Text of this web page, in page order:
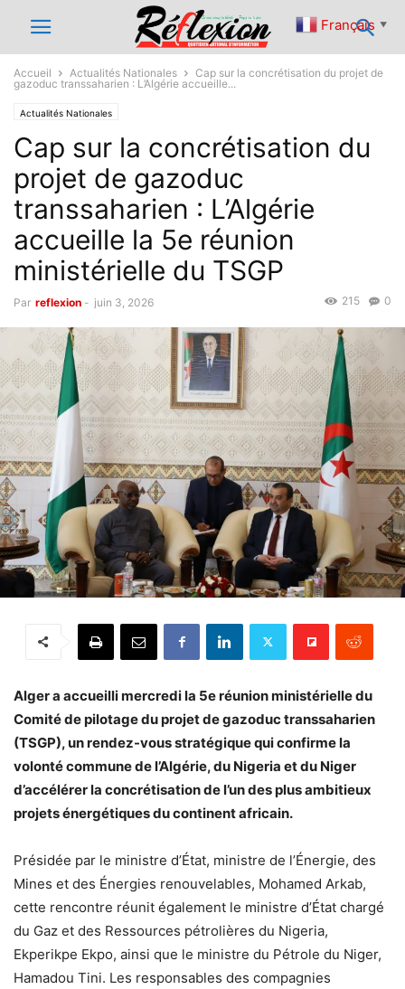
Accueil Actualités Nationales
Cap sur la concrétisation du projet de
gazoduc transsaharien : L’Algérie accueille...
Actualités Nationales
Cap sur la concrétisation du
projet de gazoduc
transsaharien : L’Algérie
accueille la 5e réunion
ministérielle du TSGP
Par reflexion - juin 3, 2026 0
215
Alger a accueilli mercredi la 5e réunion ministérielle du
Comité de pilotage du projet de gazoduc transsaharien
(TSGP), un rendez-vous stratégique qui confirme la
volonté commune de l’Algérie, du Nigeria et du Niger
d’accélérer la concrétisation de l’un des plus ambitieux
projets énergétiques du continent africain.
Présidée par le ministre d’État, ministre de l’Énergie, des
Mines et des Énergies renouvelables, Mohamed Arkab,
cette rencontre réunit également le ministre d’État chargé
du Gaz et des Ressources pétrolières du Nigeria,
Ekperikpe Ekpo, ainsi que le ministre du Pétrole du Niger,
Hamadou Tini. Les responsables des compagnies
Français ▼